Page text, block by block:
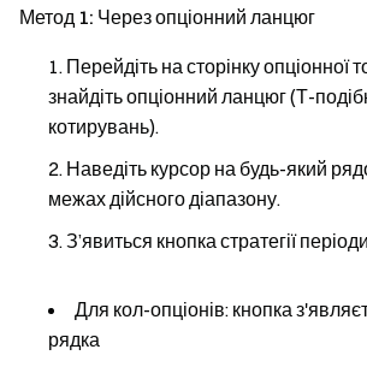
Метод 1: Через опціонний ланцюг
Перейдіть на сторінку опціонної
знайдіть опціонний ланцюг (Т-
котирувань).
Наведіть курсор на будь-який
межах дійсного діапазону.
З’явиться кнопка стратегії
Для кол-опціонів: кнопка
рядка